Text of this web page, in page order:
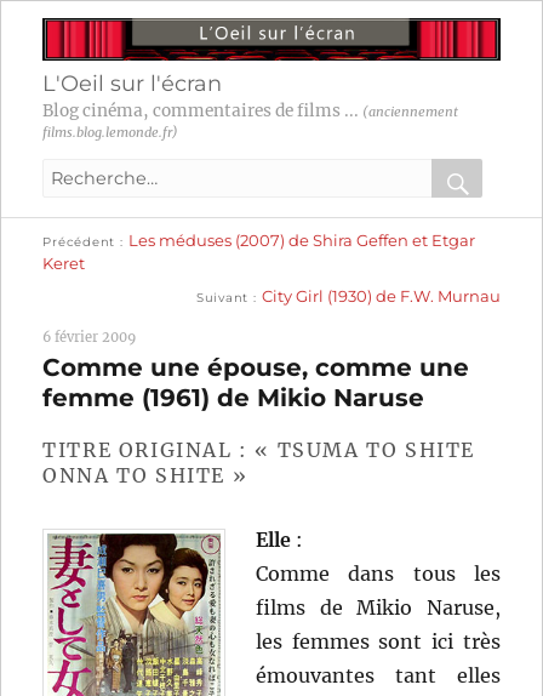
L'Oeil sur l'écran
Blog cinéma, commentaires de films ... (anciennement
films.blog.lemonde.fr)
Recherche
:
OK
Navigation
l’article
Précédent
précédente :
Les méduses (2007) de Shira Geffen et Etgar
Keret
Suivant
suivante :
City Girl (1930) de F.W. Murnau
6 février 2009
Comme une épouse, comme une
femme (1961) de Mikio Naruse
TITRE ORIGINAL : « TSUMA TO SHITE
ONNA TO SHITE »
Elle :
Comme dans tous les
films de Mikio Naruse,
les femmes sont ici très
émouvantes tant elles